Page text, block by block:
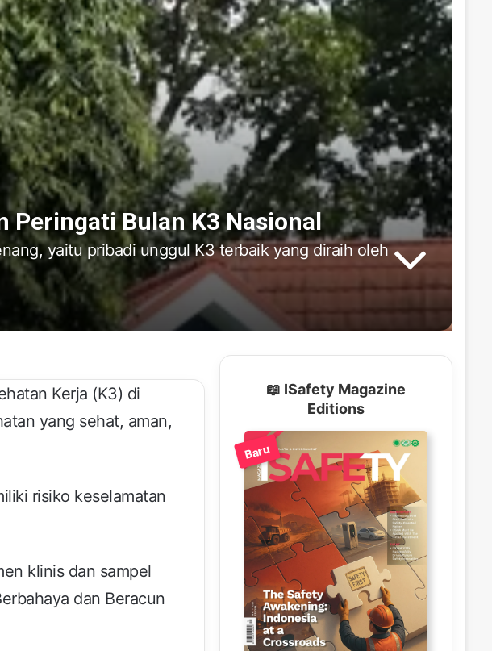
Peringati Bulan K3 Nasional
yaitu pribadi unggul K3 terbaik yang diraih oleh
Kerja (K3) di
yang sehat, aman,
risiko keselamatan
klinis dan sampel
dan Beracun
📖 ISafety Magazine
Editions
Baru